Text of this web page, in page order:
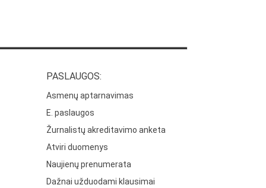
PASLAUGOS:
Asmenų aptarnavimas
E. paslaugos
Žurnalistų akreditavimo anketa
Atviri duomenys
Naujienų prenumerata
Dažnai užduodami klausimai